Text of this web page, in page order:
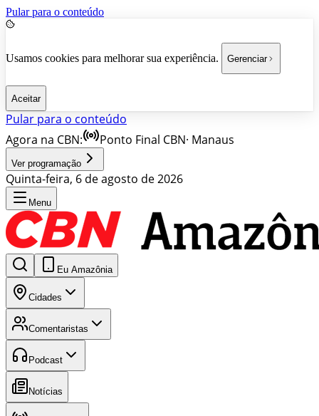
Pular para o conteúdo
Usamos cookies para melhorar sua experiência. Gerenciar
Aceitar
Pular para o conteúdo
Agora na CBN:
Ponto Final CBN· Manaus
Ver programação
Quinta-feira, 6 de agosto de 2026
Menu
Eu Amazônia
Cidades
Comentaristas
Podcast
Notícias